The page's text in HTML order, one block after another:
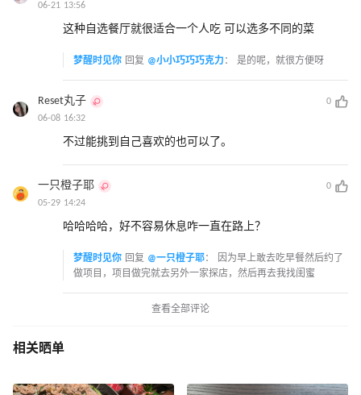
06-21 13:56
这种自选餐厅就很适合一个人吃 可以选多不同的菜
梦醒时见你 回复 @小小巧巧巧克力 ： 是的呢，就很方便呀
Reset丸子
0
06-08 16:32
不过能挑到自己喜欢的也可以了。
一只橙子耶
0
05-29 14:24
哈哈哈哈，好不容易休息咋一直在路上？
梦醒时见你 回复 @一只橙子耶：
因为早上敢去吃早餐然后约了
做项目，项目做完就去另外一家探店，然后再去我找闺蜜
查看全部评论
相关晒单